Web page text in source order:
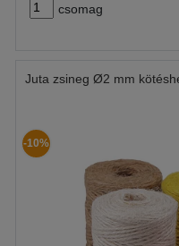
csomag
Juta zsineg Ø2 mm
-10%